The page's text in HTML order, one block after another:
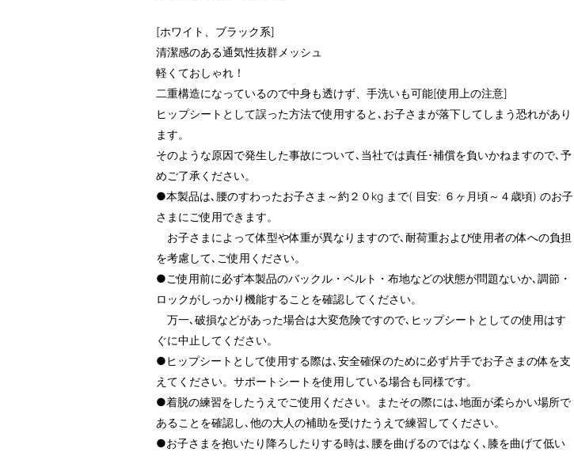
[ホワイト、ブラック系]
清潔感のある通気性抜群メッシュ
軽くておしゃれ！
二重構造になっているので中身も透けず、手洗いも可能[使用上の注意]
ヒップシートとして誤った方法で使用すると､お子さまが落下してしまう恐れがあり
ます。
そのような原因で発生した事故について､当社では責任･補償を負いかねますので､予
めご了承ください。
●本製品は､腰のすわったお子さま～約２０kg まで( 目安: ６ヶ月頃～４歳頃) のお子
さまにご使用できます。
お子さまによって体型や体重が異なりますので､耐荷重および使用者の体への負担
を考慮して､ご使用ください。
●ご使用前に必ず本製品のバックル・ベルト・布地などの状態が問題ないか､調節・
ロックがしっかり機能することを確認してください。
万一､破損などがあった場合は大変危険ですので､ヒップシートとしての使用はす
ぐに中止してください。
●ヒップシートとして使用する際は､安全確保のために必ず片手でお子さまの体を支
えてください。サポートシートを使用している場合も同様です。
●着脱の練習をしたうえでご使用ください。またその際には､地面が柔らかい場所で
あることを確認し､他の大人の補助を受けたうえで練習してください。
●お子さまを抱いたり降ろしたりする時は､腰を曲げるのではなく､膝を曲げて低い